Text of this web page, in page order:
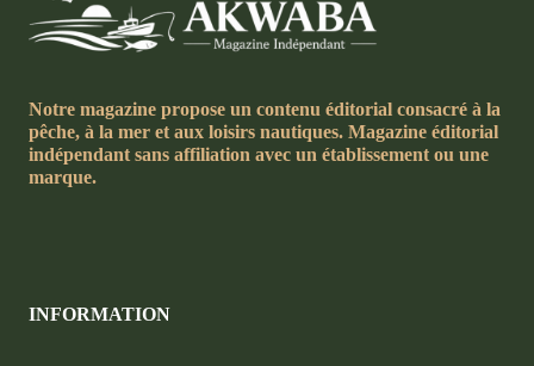
Notre magazine propose un contenu éditorial consacré à la
pêche, à la mer et aux loisirs nautiques. Magazine éditorial
indépendant sans affiliation avec un établissement ou une
marque.
INFORMATION